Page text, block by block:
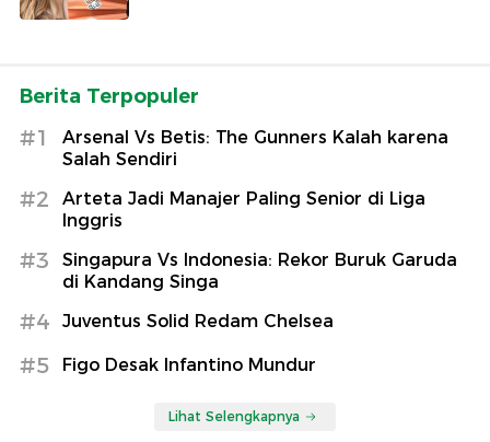
Berita Terpopuler
#1
Arsenal Vs Betis: The Gunners Kalah karena
Salah Sendiri
#2
Arteta Jadi Manajer Paling Senior di Liga
Inggris
#3
Singapura Vs Indonesia: Rekor Buruk Garuda
di Kandang Singa
#4 Juventus Solid Redam Chelsea
#5 Figo Desak Infantino Mundur
Lihat Selengkapnya